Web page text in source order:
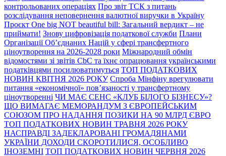
контрольованих операціях Про звіт ТСК з питань
розслідування неповернення валютної виручки в Україну
Проєкт One big NOT beautiful bill: Загальний вердикт – не
приймати! Знову цифровізація податкової служби Плани
Організації Об’єднаних Націй у сфері трансфертного
ціноутворення на 2026-2028 роки Міжнародний обмін
відомостями зі звітів CbC та їхнє опрацювання українськими
податківцями посилюватимуться TOП ПОДАТКОВИХ
НОВИН КВІТНЯ 2026 РОКУ Спроба Мінфіну врегулювати
питання «економічної» пов’язаності у трансфертному
ціноутворенні ЧИ МАЄ СЕНС «КЛУБ БІЛОГО БІЗНЕСУ»?
ЩО ВИМАГАЄ МЕМОРАНДУМ З ЄВРОПЕЙСЬКИМ
СОЮЗОМ ПРО НАДАННЯ ПОЗИКИ НА 90 МЛРД ЄВРО
TOП ПОДАТКОВИХ НОВИН ТРАВНЯ 2026 РОКУ
НАСПРАВДІ ЗАДЕКЛАРОВАНІ ГРОМАДЯНАМИ
УКРАЇНИ ДОХОДИ СКОРОТИЛИСЯ, ОСОБЛИВО
ІНОЗЕМНІ TOП ПОДАТКОВИХ НОВИН ЧЕРВНЯ 2026